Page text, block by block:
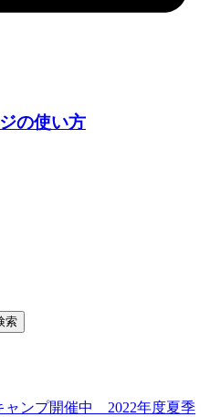
の使い方
索
ャンプ開催中 2022年度夏季